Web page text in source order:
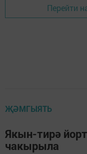
Перейти
ҖӘМГЫЯТЬ
Якын-тирә
чакырыла